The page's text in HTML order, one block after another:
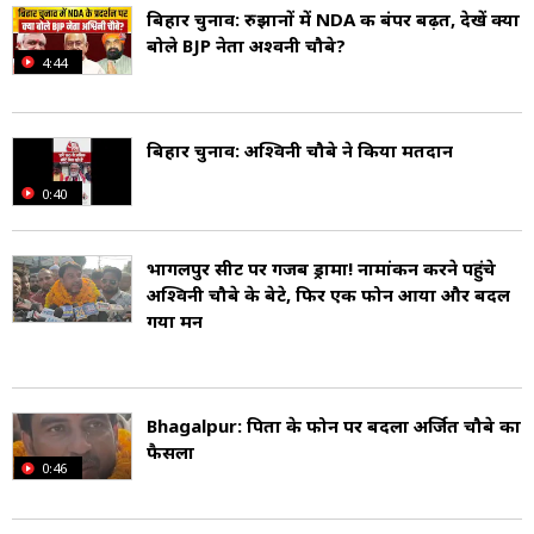
में पदभार ग्रहण किया था.
जिले के दरियापुर में सहदेव प्रसाद चौबे और सुदेवी देवी के
घर हुआ था (Ashwini Choubey Date of birth).
बीएससी स्नातक की डिग्री है (Ashwini Choubey
Education). अश्विनी चौबे की पत्नी का नाम नीता चौबे
Wife and Son).
चौबे बिहार राज्य के एक अनुभवी राजनेता हैं और लगातार
4:44
बिहार चुनाव: रुझानों में NDA की बंपर बढ़त, देखें क्या
बोले BJP नेता अश्वनी चौबे?
0:40
बिहार चुनाव: अश्विनी चौबे ने किया मतदान
भागलपुर सीट पर गजब ड्रामा! नामांकन करने पहुंचे
अश्विनी चौबे के बेटे, फिर एक फोन आया और बदल
गया मन
0:46
Bhagalpur: पिता के फोन पर बदला अर्जित चौबे का
फैसला